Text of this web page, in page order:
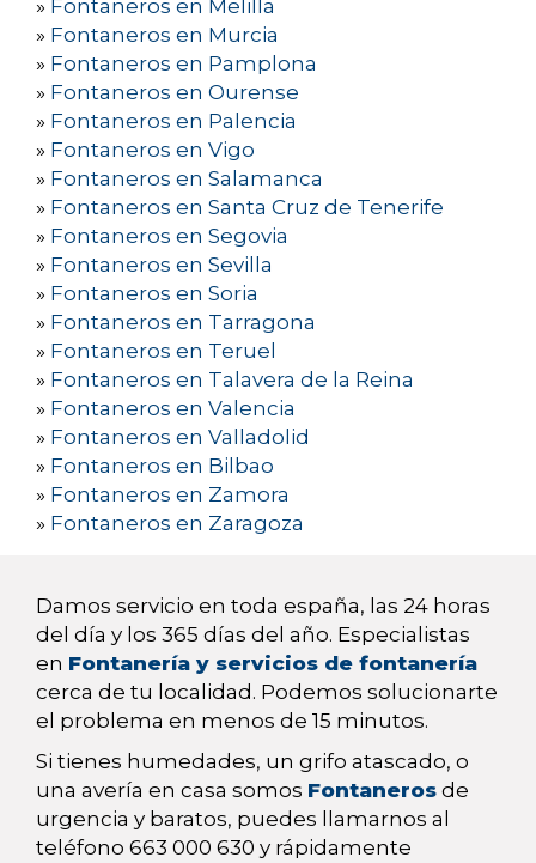
» Fontaneros en Melilla
» Fontaneros en Murcia
» Fontaneros en Pamplona
» Fontaneros en Ourense
» Fontaneros en Palencia
» Fontaneros en Vigo
» Fontaneros en Salamanca
» Fontaneros en Santa Cruz de Tenerife
» Fontaneros en Segovia
» Fontaneros en Sevilla
» Fontaneros en Soria
» Fontaneros en Tarragona
» Fontaneros en Teruel
» Fontaneros en Talavera de la Reina
» Fontaneros en Valencia
» Fontaneros en Valladolid
» Fontaneros en Bilbao
» Fontaneros en Zamora
» Fontaneros en Zaragoza
Damos servicio en toda españa, las 24 horas
del día y los 365 días del año. Especialistas
en Fontanería y servicios de fontanería
cerca de tu localidad. Podemos solucionarte
el problema en menos de 15 minutos.
Si tienes humedades, un grifo atascado, o
una avería en casa somos Fontaneros de
urgencia y baratos, puedes llamarnos al
teléfono 663 000 630 y rápidamente